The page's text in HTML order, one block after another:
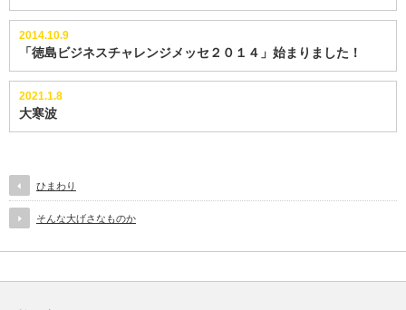
2014.10.9
「徳島ビジネスチャレンジメッセ２０１４」始まりました！
2021.1.8
大寒波
ひまわり
そんな大げさなものか